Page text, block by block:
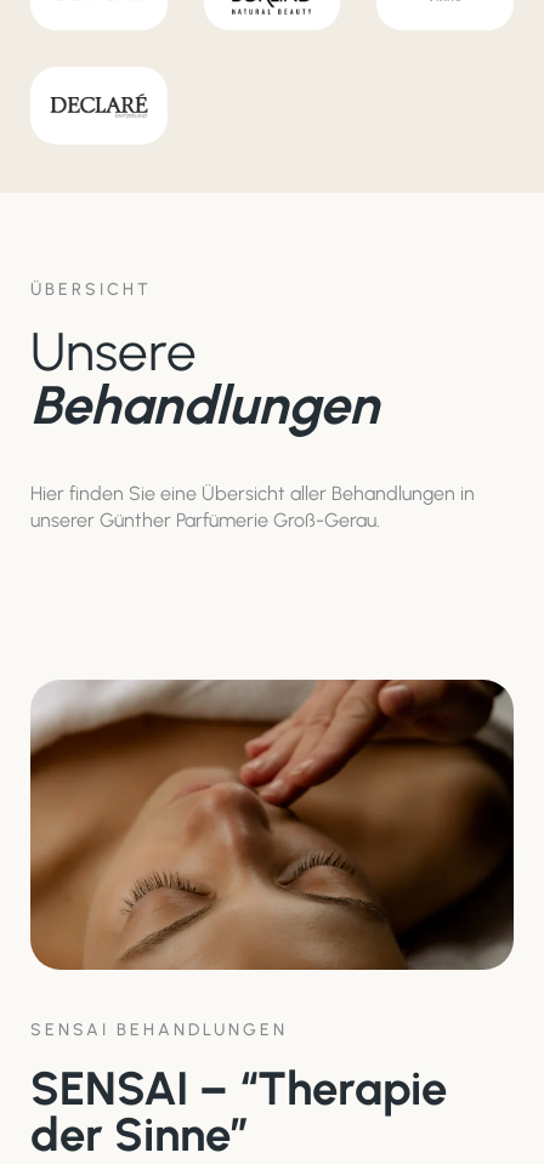
ÜBERSICHT
Unsere
Behandlungen
Hier finden Sie eine Übersicht aller Behandlungen in
unserer Günther Parfümerie Groß-Gerau.
SENSAI BEHANDLUNGEN
SENSAI – “Therapie
der Sinne”